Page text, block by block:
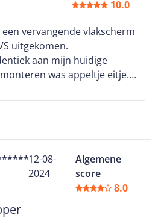
10.0
vervangende vlakscherm
uitgekomen.
aan mijn huidige
was appeltje eitje.
maar dat is bij elke afzuigkap.
12-08-
2024
Algemene
score
8.0